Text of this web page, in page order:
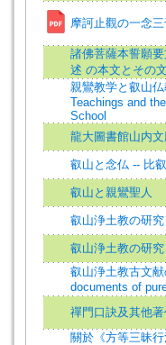
摩訶止觀の一念
諸佛菩薩本誓願
述 の本文とその
親鸞教学と叡山
Teachings and
School
龍大圖書館山内
叡山と念仏 -- 比
叡山と親鸞聖人
叡山浄土教の研究
叡山浄土教の研究
叡山浄土教古文
documents of
禪門口訣及其他
關於《方等三昧